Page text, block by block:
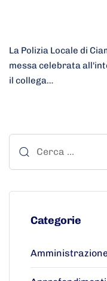
La Polizia Locale di
messa celebrata
il collega…
Categorie